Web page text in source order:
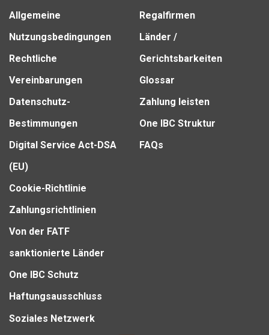
Allgemeine
Nutzungsbedingungen
Rechtliche
Vereinbarungen
Datenschutz-
Bestimmungen
Digital Service Act-DSA
(EU)
Cookie-Richtlinie
Zahlungsrichtlinien
Von der FATF
sanktionierte Länder
One IBC Schutz
Haftungsausschluss
Regalfirmen
Länder /
Gerichtsbarkeiten
Glossar
Zahlung leisten
One IBC Struktur
FAQs
Soziales Netzwerk